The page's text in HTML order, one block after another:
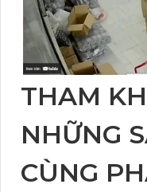
THAM
NHỮNG
CÙNG